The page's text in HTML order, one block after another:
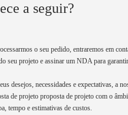
a seguir?
o seu pedido, entraremos em
seu projeto e assinar um NDA para
desejos, necessidades e expectativas, a
de projeto proposta de projeto com o
tempo e estimativas de custos.